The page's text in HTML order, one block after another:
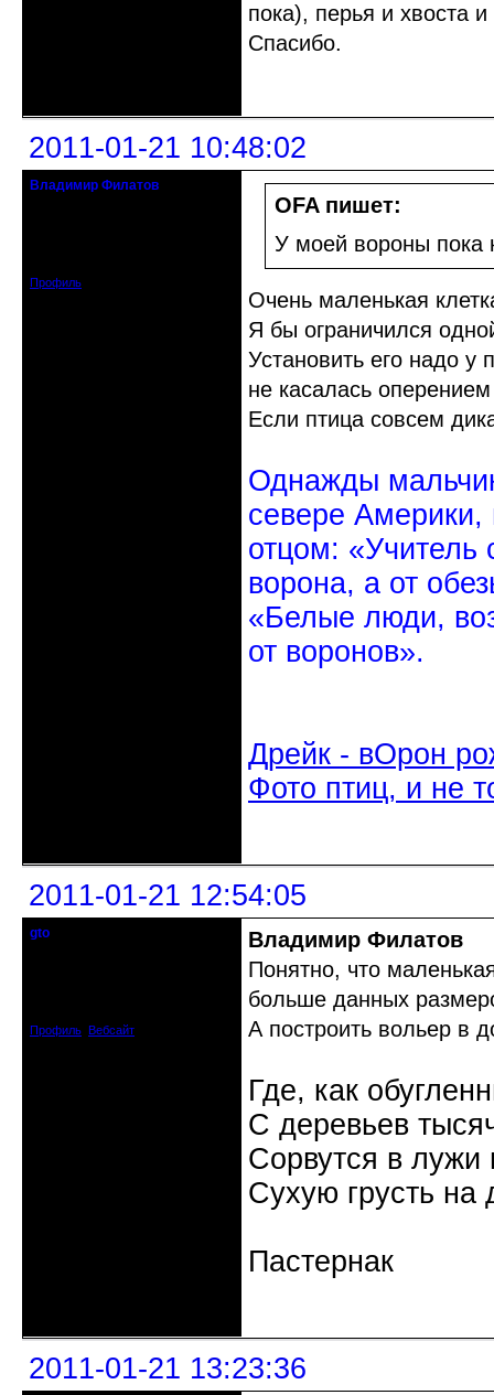
пока), перья и хвоста
Спасибо.
2011-01-21 10:48:02
Владимир Филатов
Профиль
OFA пишет:
У моей вороны пока
Очень маленькая
Я бы ограничился
Установить его надо у
не касалась оперением
Если птица совсем
Однажды
севере
отцом: «Учитель
ворона, а от
«Белые люди,
от воронов».
Дрейк - вОрон
Фото птиц, и не
2011-01-21 12:54:05
gto
Профиль Вебсайт
Владимир Филатов
Понятно, что
больше данных
А построить вольер в
Где, как
С деревьев
Сорвутся в лужи
Сухую грусть на
Пастернак
2011-01-21 13:23:36